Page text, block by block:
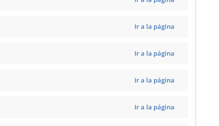
Ir a la página
Ir a la página
Ir a la página
Ir a la página